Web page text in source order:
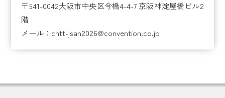
〒541-0042大阪市中央区今橋4-4-7 京阪神淀屋橋ビル2
階
メール：cntt-jsan2026@convention.co.jp